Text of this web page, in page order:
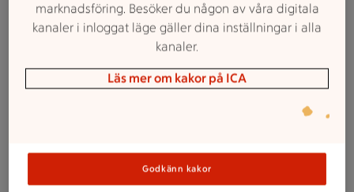
Adress:Landskronavägen 33, 252 32 Helsingborg
Telefonnummer växel:042-450 57 00
marknadsföring. Besöker du någon av våra digitala
kanaler i inloggat läge gäller dina inställningar i alla
kanaler.
Läs mer om kakor på ICA
Godkänn kakor